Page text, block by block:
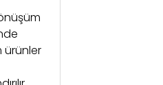
ürünler